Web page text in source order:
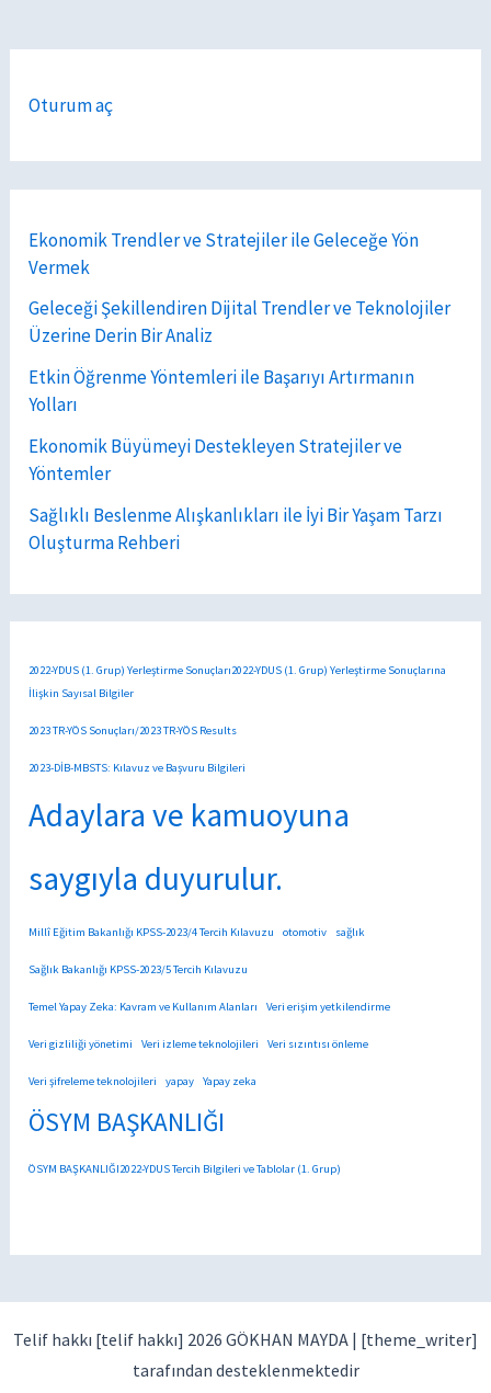
Oturum aç
Ekonomik Trendler ve Stratejiler ile Geleceğe Yön
Vermek
Geleceği Şekillendiren Dijital Trendler ve Teknolojiler
Üzerine Derin Bir Analiz
Etkin Öğrenme Yöntemleri ile Başarıyı Artırmanın
Yolları
Ekonomik Büyümeyi Destekleyen Stratejiler ve
Yöntemler
Sağlıklı Beslenme Alışkanlıkları ile İyi Bir Yaşam Tarzı
Oluşturma Rehberi
2022-YDUS (1. Grup) Yerleştirme Sonuçları2022-YDUS (1. Grup) Yerleştirme Sonuçlarına
İlişkin Sayısal Bilgiler
2023 TR-YÖS Sonuçları/2023 TR-YÖS Results
2023-DİB-MBSTS: Kılavuz ve Başvuru Bilgileri
Adaylara ve kamuoyuna
saygıyla duyurulur.
Millî Eğitim Bakanlığı KPSS-2023/4 Tercih Kılavuzu otomotiv sağlık
Sağlık Bakanlığı KPSS-2023/5 Tercih Kılavuzu
Temel Yapay Zeka: Kavram ve Kullanım Alanları Veri erişim yetkilendirme
Veri gizliliği yönetimi Veri izleme teknolojileri Veri sızıntısı önleme
Veri şifreleme teknolojileri yapay Yapay zeka
ÖSYM BAŞKANLIĞI
ÖSYM BAŞKANLIĞI2022-YDUS Tercih Bilgileri ve Tablolar (1. Grup)
Telif hakkı [telif hakkı] 2026 GÖKHAN MAYDA | [theme_writer]
tarafından desteklenmektedir